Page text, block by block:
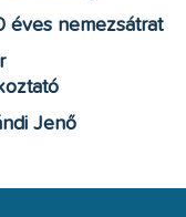
éves nemezsátrat
Jenő